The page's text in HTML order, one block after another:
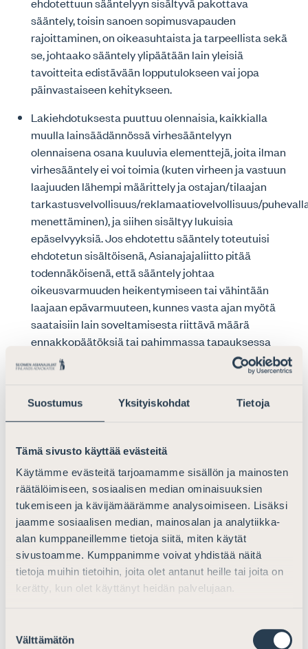
Suostumus Yksityiskohdat Tietoja
Tämä sivusto käyttää evästeitä
Käytämme evästeitä tarjoamamme sisällön ja mainosten
räätälöimiseen, sosiaalisen median ominaisuuksien
tukemiseen ja kävijämäärämme analysoimiseen. Lisäksi
jaamme sosiaalisen median, mainosalan ja analytiikka-
alan kumppaneillemme tietoja siitä, miten käytät
sivustoamme. Kumppanimme voivat yhdistää näitä
tietoja muihin tietoihin, joita olet antanut heille tai joita on
kerätty, kun olet käyttänyt heidän palvelujaan.
valinta
Välttämätön
sääntely, toisin sanoen sopimusvapauden
rajoittaminen, on oikeasuhtaista ja tarpeellista sekä
se, johtaako sääntely ylipäätään lain yleisiä
tavoitteita edistävään lopputulokseen vai jopa
päinvastaiseen kehitykseen.
Lakiehdotuksesta puuttuu olennaisia, kaikkialla
muulla lainsäädännössä virhesääntelyyn
olennaisena osana kuuluvia elementtejä, joita ilman
virhesääntely ei voi toimia (kuten virheen ja vastuun
laajuuden lähempi määrittely ja ostajan/tilaajan
tarkastusvelvollisuus/reklamaatiovelvollisuus/
menettäminen), ja siihen sisältyy lukuisia
epäselvyyksiä. Jos ehdotettu sääntely toteutuisi
ehdotetun sisältöisenä, Asianajajaliitto pitää
todennäköisenä, että sääntely johtaa
oikeusvarmuuden heikentymiseen tai vähintään
laajaan epävarmuuteen, kunnes vasta ajan myötä
saataisiin lain soveltamisesta riittävä määrä
ennakkopäätöksiä tai pahimmassa tapauksessa
epäkohtia olisi korjattu uusilla lakimuutoksilla.
yksityishenkilöiden (kuluttajien) suojan kannalta
oikea sääntelyinstrumentti olisi kuluttajansuojalaki,
erilaisia rakennushankkeita koskeva kaavoitus- ja
rakentamislaki.
Esityksen mukaan rakentamisenvastuun sisältönäolisi
se, että vastuullinen taho on ”omaa suoritusta tai omalle
vastuulle kuuluvaa suoritusta koskevista virheistä”
”korjausvastuussa tai korvausvastuussa virheen
korjauskustannuksista” rakennushankkeeseen
ryhtyvälle. Vastuun sisällön määrittely sisältyy
Asianajajaliitto toteaa, että vastuun sisällöstä